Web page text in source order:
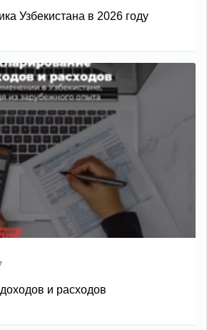
Узбекистана в 2026 году
и расходов